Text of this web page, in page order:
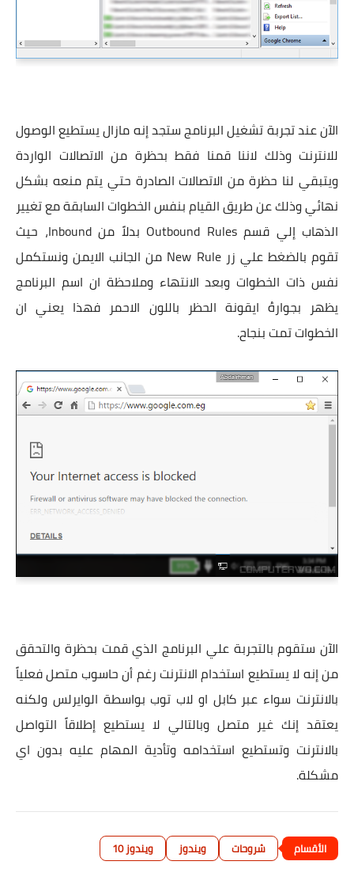
الآن عند تجربة تشغيل البرنامج ستجد إنه مازال يستطيع الوصول
للانترنت وذلك لاننا قمنا فقط بحظرة من الاتصالات الواردة
ويتبقي لنا حظرة من الاتصالات الصادرة حتي يتم منعه بشكل
نهائي وذلك عن طريق القيام بنفس الخطوات السابقة مع تغيير
الذهاب إلي قسم Outbound Rules بدلاً من Inbound، حيث
تقوم بالضغط علي زر New Rule من الجانب الايمن ونستكمل
نفس ذات الخطوات وبعد الانتهاء وملاحظة ان اسم البرنامج
يظهر بجوارهُ ايقونة الحظر باللون الاحمر فهذا يعني ان
الخطوات تمت بنجاح.
الآن ستقوم بالتجربة علي البرنامج الذي قمت بحظرة والتحقق
من إنه لا يستطيع استخدام الانترنت رغم أن حاسوب متصل فعلياً
بالانترنت سواء عبر كابل او لاب توب بواسطة الوايرلس ولكنه
يعتقد إنك غير متصل وبالتالي لا يستطيع إطلاقاً التواصل
بالانترنت وتستطيع استخدامه وتأدية المهام عليه بدون اي
مشكلة.
شروحات ويندوز ويندوز 10